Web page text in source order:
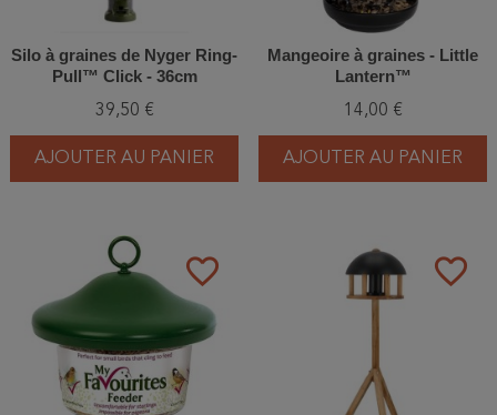
Silo à graines de Nyger Ring-
Pull™ Click - 36cm
39,50 €
AJOUTER AU PANIER
Mangeoire à graines - Little
Lantern™
14,00 €
AJOUTER AU PANIER
favorite_border favorite_border